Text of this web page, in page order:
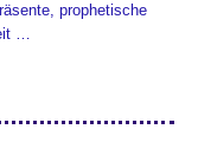
prophetische
…